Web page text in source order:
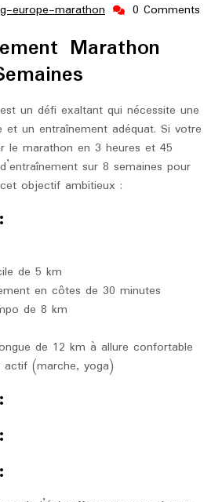
europe-marathon ing-
marathon
0 Comments
Marathon
un défi exaltant qui nécessite une
et un entraînement adéquat. Si votre
le marathon en 3 heures et 45
sur 8 semaines pour
objectif ambitieux :
de 5 km
en côtes de 30 minutes
de 8 km
de 12 km à allure confortable
actif (marche, yoga)